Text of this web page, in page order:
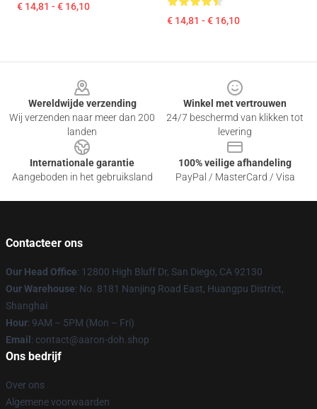
€ 14,81 - € 16,10
€ 14,81 - € 16,10
Wereldwijde verzending
Wij verzenden naar meer dan 200
landen
Winkel met vertrouwen
24/7 beschermd van klikken tot
levering
Internationale garantie
Aangeboden in het gebruiksland
100% veilige afhandeling
PayPal / MasterCard / Visa
Contacteer ons
Our Head Office: 12800 High Bluff Dr, San Diego, CA 92130
Our Warehouse: No. 8181 Nanjing Road East, Huangpu District,
Shanghai
Hour: 9AM – 5PM (Mon – Fri)
Email : contact@aaron-doh.shop
Ons bedrijf
Over ons
Algemene voorwaarden